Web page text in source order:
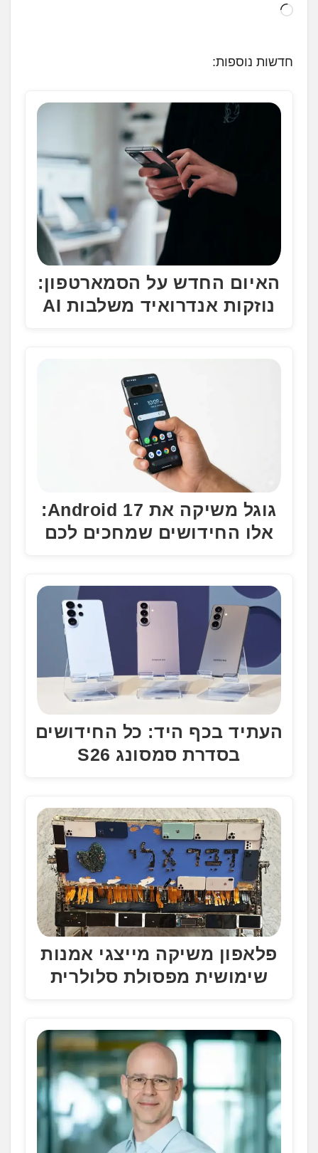
ט
.
חדשות נוספות:
האיום החדש על הסמארטפון:
נוזקות אנדרואיד משלבות AI
גוגל משיקה את Android 17:
אלו החידושים שמחכים לכם
העתיד בכף היד: כל החידושים
בסדרת סמסונג S26
פלאפון משיקה מייצגי אמנות
שימושית מפסולת סלולרית